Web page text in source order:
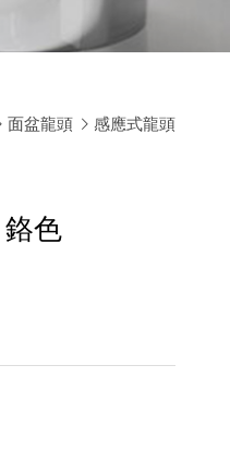
面盆龍頭 感應式龍頭
鉻色